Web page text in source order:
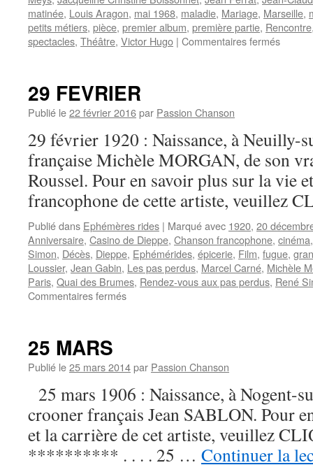
matinée, Louis Aragon, mai 1968, maladie, Mariage, Marseille,
petits métiers, pièce, premier album, première partie, Rencontre
spectacles, Théâtre, Victor Hugo | Commentaires ferméssur
29 FEVRIER
Publié le22 février 2016par Passion Chanson
29 février 1920 : Naissance, à Neuilly-
française Michèle MORGAN, de son
Roussel. Pour en savoir plus sur la vie
francophone de cette artiste, veuillez
Publié dans Ephémères rides | Marqué avec 1920, 20
Anniversaire, Casino de Dieppe, Chanson francophone, cinéma
Simon, Décès, Dieppe, Ephémérides, épicerie, Film, fugue,
Loussier, Jean Gabin, Les pas perdus, Marcel Carné, Michèle
Paris, Quai des Brumes, Rendez-vous aux pas perdus, René
Commentaires ferméssur
25 MARS
Publié le25 mars 2014par Passion Chanson
25 mars 1906 : Naissance, à Nogent-
crooner français Jean SABLON. Pour
et la carrière de cet artiste, veuillez
********** . . . . 25 … Continuer la